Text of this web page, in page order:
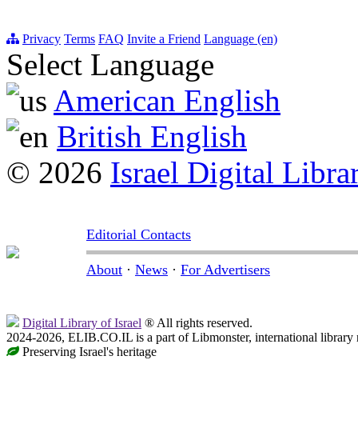
Privacy Terms FAQ Invite a Friend Language (en)
Select Language
American English
British English
© 2026 Israel Digital
Editorial Contacts
About · News · For Advertisers
Digital Library of Israel ® All rights reserved.
2024-2026, ELIB.CO.IL is a part of Libmonster, international library
Preserving Israel's heritage